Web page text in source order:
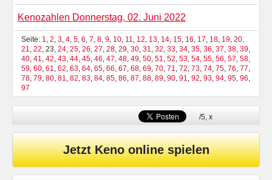
Kenozahlen Donnerstag, 02. Juni 2022
Seite: 1, 2, 3, 4, 5, 6, 7, 8, 9, 10, 11, 12, 13, 14, 15, 16, 17, 18, 19, 20,
21, 22, 23, 24, 25, 26, 27, 28, 29, 30, 31, 32, 33, 34, 35, 36, 37, 38, 39,
40, 41, 42, 43, 44, 45, 46, 47, 48, 49, 50, 51, 52, 53, 54, 55, 56, 57, 58,
59, 60, 61, 62, 63, 64, 65, 66, 67, 68, 69, 70, 71, 72, 73, 74, 75, 76, 77,
78, 79, 80, 81, 82, 83, 84, 85, 86, 87, 88, 89, 90, 91, 92, 93, 94, 95, 96,
97
/5, x
Jetzt Keno online spielen